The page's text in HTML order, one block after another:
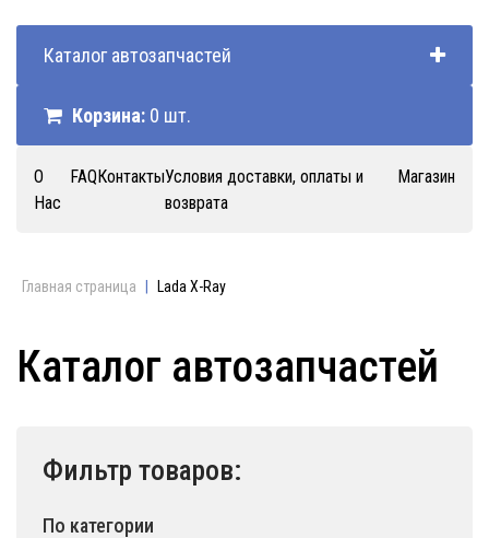
Каталог автозапчастей
Корзина: 0 шт.
О
Нас
FAQКонтактыУсловия доставки, оплаты и
возврата
Магазин
Главная страница Lada X-Ray
Каталог автозапчастей
Фильтр товаров:
По категории